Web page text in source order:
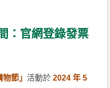
：官網登錄發票
物節」 活動於 2024 年 5